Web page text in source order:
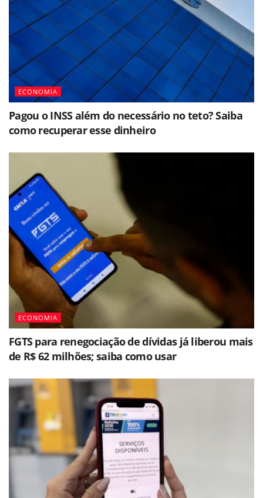
ECONOMIA
Pagou o INSS além do necessário no teto? Saiba
como recuperar esse dinheiro
ECONOMIA
FGTS para renegociação de dívidas já liberou mais
de R$ 62 milhões; saiba como usar